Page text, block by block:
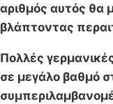
αριθμός αυτός θα
βλάπτοντας
Πολλές
σε μεγάλο βαθμό